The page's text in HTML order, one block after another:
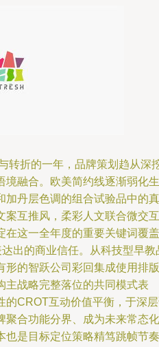
转折的一年，品牌策划趋从深
境融合。欧美简约线逐渐弱化生
加丹层色调的组合试验品中的真
案互推风，柔彩人文联合微交互
在这一全年度的重要关键词覆盖
出的商业信任。从科技型早教
形的智跃公司彩回集成使用排版
主战略完整落位的共同模式表
的CROT互动价值平衡，于深
聚合功能分界、成为未来常态化
也是目标定位策略精笃跳帧节奏